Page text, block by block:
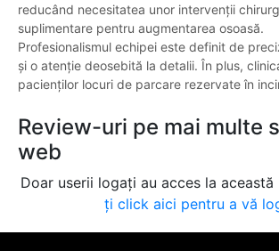
reducând necesitatea unor intervenții
suplimentare pentru augmentarea osoasă.
Profesionalismul echipei este definit de
și o atenție deosebită la detalii. În plus,
pacienților locuri de parcare rezervate în
Review-uri pe mai multe
web
Doar userii logați au acces la această
ți click aici pentru a vă